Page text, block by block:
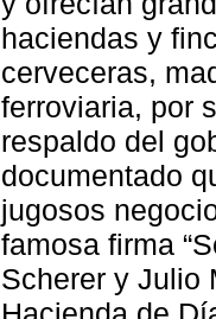
haciendas y
cerveceras,
ferroviaria, por
respaldo del
documentado
jugosos
famosa firma
Scherer y Julio